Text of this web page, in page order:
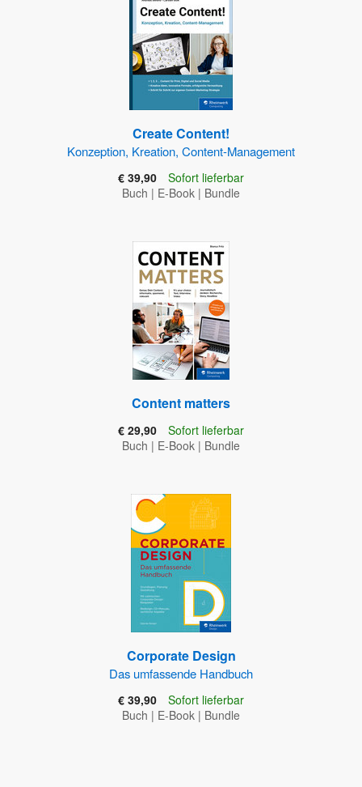
Create Content!
Konzeption, Kreation, Content-Management
€ 39,90
Sofort lieferbar
Buch | E-Book | Bundle
Content matters
€ 29,90
Sofort lieferbar
Buch | E-Book | Bundle
Corporate Design
Das umfassende Handbuch
€ 39,90
Sofort lieferbar
Buch | E-Book | Bundle